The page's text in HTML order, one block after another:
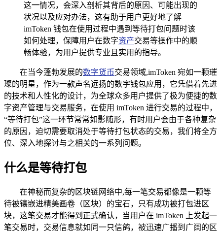
这一情况，会深入剖析其背后的原因、可能出现的
状况以及应对办法，这有助于用户更好地了解
imToken 钱包在使用过程中遇到等待打包问题时该
如何处理，保障用户在数字资产交易等操作中的顺
畅体验，为用户提供专业且实用的指导。
在当今蓬勃发展的数字货币交易领域,imToken 宛如一颗璀
璨的明星，作为一款声名远扬的数字钱包应用，它凭借着先进
的技术和人性化的设计，为全球众多用户提供了极为便捷的数
字资产管理与交易服务，在使用 imToken 进行交易的过程中，
“等待打包”这一环节常常如影随形，有时用户会由于各种复杂
的原因，迫切需要取消处于等待打包状态的交易，我们将全方
位、深入地探讨与之相关的一系列问题。
什么是等待打包
在神秘而复杂的区块链网络中,每一笔交易都像是一颗等
待被镶嵌进精美画卷（区块）的宝石，只有成功被打包进区
块，这笔交易才能得到正式确认，当用户在 imToken 上发起一
笔交易时，交易信息就如同一只信鸽，被迅速广播到广阔的区